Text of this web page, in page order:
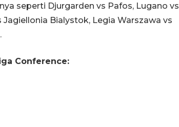
seperti Djurgarden vs Pafos, Lugano vs
Jagiellonia Bialystok, Legia Warszawa vs
Conference: